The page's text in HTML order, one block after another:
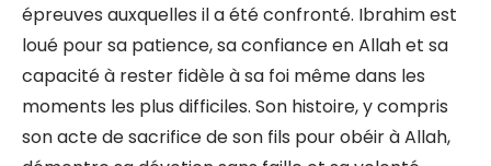
épreuves auxquelles il a été confronté. Ibrahim est
loué pour sa patience, sa confiance en Allah et sa
capacité à rester fidèle à sa foi même dans les
moments les plus difficiles. Son histoire, y compris
son acte de sacrifice de son fils pour obéir à Allah,